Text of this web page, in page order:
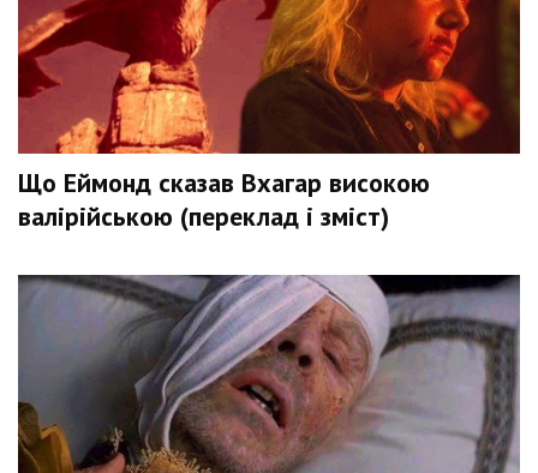
Що Еймонд сказав Вхагар високою
валірійською (переклад і зміст)